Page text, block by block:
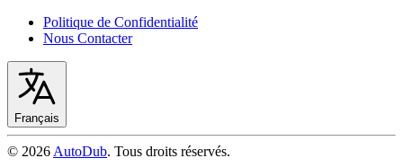
Politique de Confidentialité
Nous Contacter
Français
© 2026 AutoDub. Tous droits réservés.